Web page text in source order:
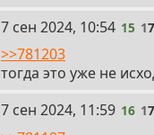
15
7 сен 2024, 10:54 15 1
>>781203
тогда это уже не
16
7 сен 2024, 11:59 16 1